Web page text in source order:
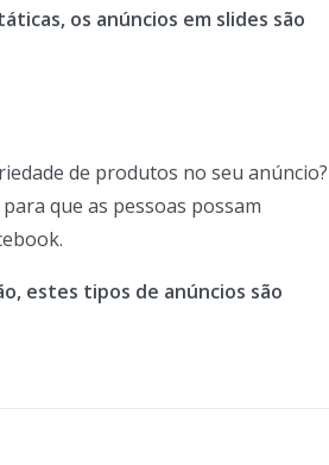
os anúncios em slides são
de produtos no seu anúncio?
que as pessoas possam
estes tipos de anúncios são